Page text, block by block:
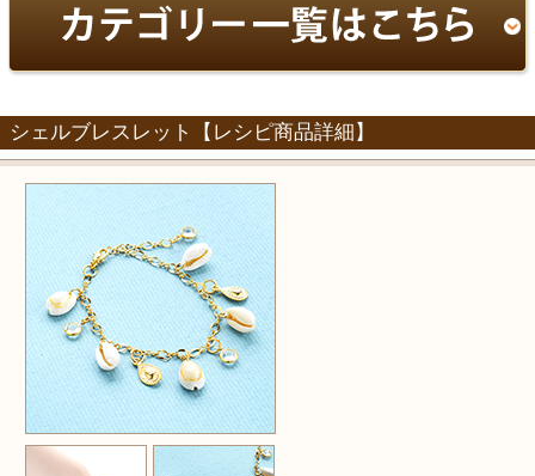
シェルブレスレット【レシピ商品詳細】